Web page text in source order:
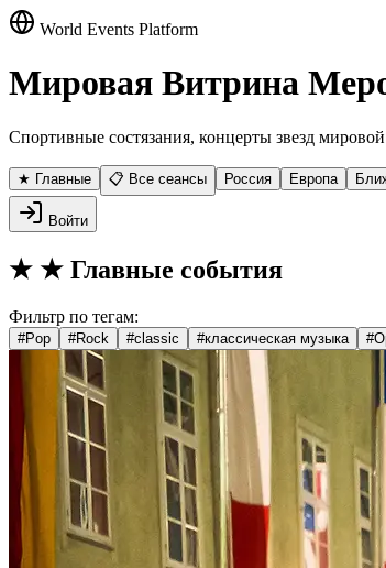
World Events Platform
Мировая Витрина
Спортивные состязания, концерты звезд
★ Главные 📋 Все сеансы Россия Европа
Войти
★ ★ Главные события
Фильтр по тегам:
#Pop #Rock #classic #классическая музыка #